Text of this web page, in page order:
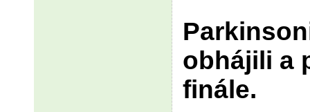
obhájili a
finále.